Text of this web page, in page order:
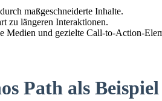
maßgeschneiderte Inhalte.
zu längeren Interaktionen.
Medien und gezielte Call-to-Action-
Path als Beispiel